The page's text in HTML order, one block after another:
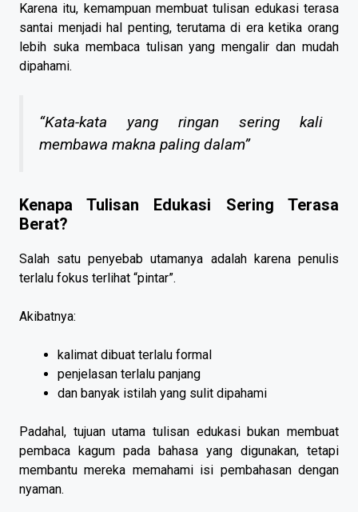
Karena itu, kemampuan membuat tulisan edukasi terasa
santai menjadi hal penting, terutama di era ketika orang
lebih suka membaca tulisan yang mengalir dan mudah
dipahami.
“Kata-kata yang ringan sering kali
membawa makna paling dalam”
Kenapa Tulisan Edukasi Sering Terasa
Berat?
Salah satu penyebab utamanya adalah karena penulis
terlalu fokus terlihat “pintar”.
Akibatnya:
kalimat dibuat terlalu formal
penjelasan terlalu panjang
dan banyak istilah yang sulit dipahami
Padahal, tujuan utama tulisan edukasi bukan membuat
pembaca kagum pada bahasa yang digunakan, tetapi
membantu mereka memahami isi pembahasan dengan
nyaman.